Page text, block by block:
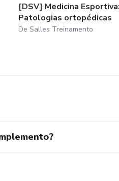
[DSV] Medicina Esportiva:
Patologias ortopédicas
De Salles Treinamento